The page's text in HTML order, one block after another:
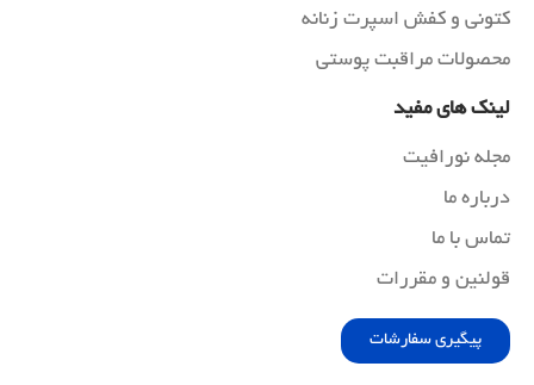
کتونی و کفش اسپرت زنانه
محصولات مراقبت پوستی
لینک های مفید
مجله نورافیت
درباره ما
تماس با ما
قولنین و مقررات
پیگیری سفارشات